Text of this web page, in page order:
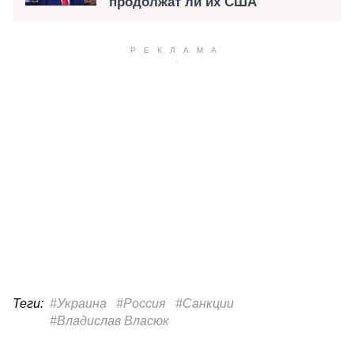
Теги: #Украина #Россия
#Санкции
#Владислав Власюк